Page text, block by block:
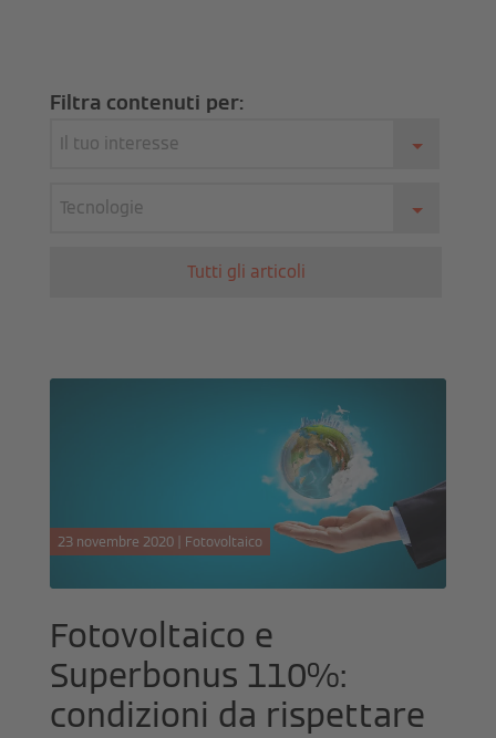
Filtra contenuti per:
Il tuo interesse
Tecnologie
Tutti gli articoli
23 novembre 2020 | Fotovoltaico
Fotovoltaico e
Superbonus 110%:
condizioni da rispettare